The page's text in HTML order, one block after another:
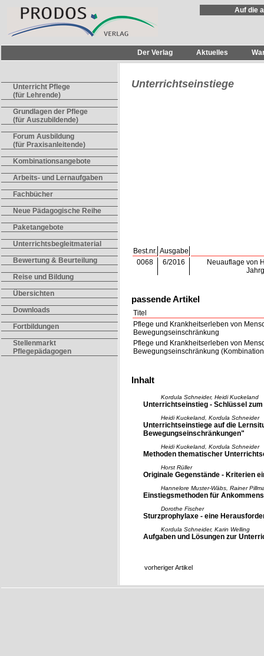
Auf die
Der Verlag Aktuelles
Unterricht Pflege
(für Lehrende)
Grundlagen der Pflege
(für Auszubildende)
Forum Ausbildung
(für Praxisanleitende)
Kombinationsangebote
Arbeits- und Lernaufgaben
Fachbücher
Neue Pädagogische Reihe
Paketangebote
Unterrichtsbegleitmaterial
Bewertung & Beurteilung
Reise und Bildung
Übersichten
Downloads
Fortbildungen
Stellenmarkt
Pflegepädagogen
Unterrichtseinstiege
Best.nr. Ausgabe
0068
6/2016
Neuauflage von
passende Artikel
Titel
Pflege und Krankheitserleben von
Bewegungseinschränkung
Pflege und Krankheitserleben von
Bewegungseinschränkung
Inhalt
Kordula Schneider, Heidi Kuckeland
Unterrichtseinstieg - Schlüssel
Heidi Kuckeland, Kordula Schneider
Unterrichtseinstiege auf die
Bewegungseinschränkungen"
Heidi Kuckeland, Kordula Schneider
Methoden thematischer
Horst Rüller
Originale Gegenstände - Kriterien
Hannelore Muster-Wäbs, Rainer
Einstiegsmethoden für
Dorothe Fischer
Sturzprophylaxe - eine
Kordula Schneider, Karin Welling
Aufgaben und Lösungen zur
vorheriger Artikel